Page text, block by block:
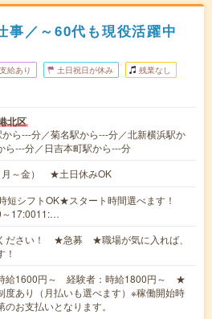
事／～60代も現役活躍中
給あり 土日祝日が休み 残業なし
北区
ら---分／菊名駅から---分／北新横浜駅か
ら---分／日吉本町駅から---分
月～金） ★土日休みOK
短シフトOK★スタート時間選べます！
～17:0011:…
ださい！ ★急募 ★職場が気に入れば、
給1600円～ 経験者：時給1800円～ ★
度あり（月払いも選べます）※稼働開始時
お支払いとなります。